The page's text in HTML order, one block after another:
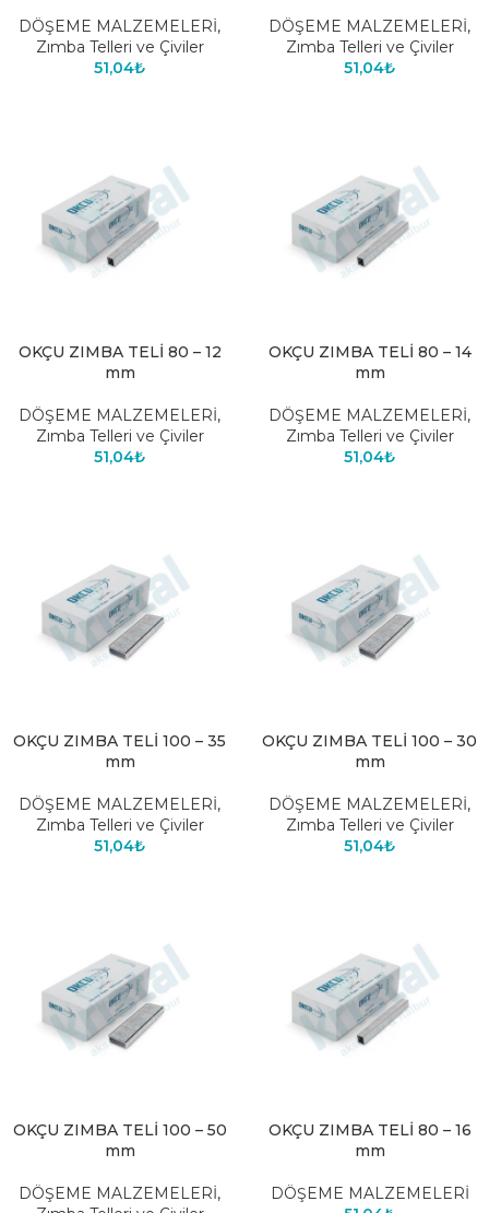
DÖŞEME MALZEMELERİ,
Zımba Telleri ve Çiviler
51,04₺
DÖŞEME MALZEMELERİ,
Zımba Telleri ve Çiviler
51,04₺
OKÇU ZIMBA TELİ 80 – 12
mm
DÖŞEME MALZEMELERİ,
Zımba Telleri ve Çiviler
51,04₺
OKÇU ZIMBA TELİ 80 – 14
mm
DÖŞEME MALZEMELERİ,
Zımba Telleri ve Çiviler
51,04₺
OKÇU ZIMBA TELİ 100 – 35
mm
DÖŞEME MALZEMELERİ,
Zımba Telleri ve Çiviler
51,04₺
OKÇU ZIMBA TELİ 100 – 30
mm
DÖŞEME MALZEMELERİ,
Zımba Telleri ve Çiviler
51,04₺
OKÇU ZIMBA TELİ 100 – 50
mm
DÖŞEME MALZEMELERİ,
OKÇU ZIMBA TELİ 80 – 16
mm
DÖŞEME MALZEMELERİ